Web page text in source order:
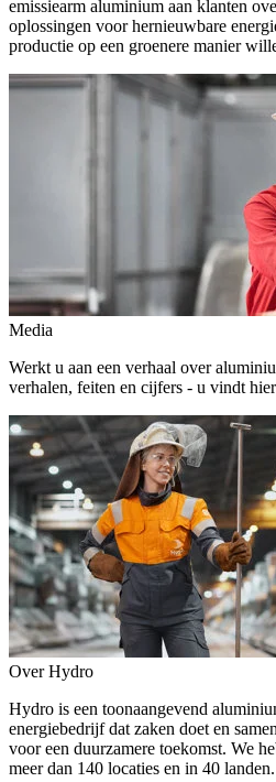
emissiearm aluminium aan klanten
oplossingen voor hernieuwbare
productie op een groenere manier
Media
Werkt u aan een verhaal over
verhalen, feiten en cijfers - u vindt
Over Hydro
Hydro is een toonaangevend
energiebedrijf dat zaken doet en
voor een duurzamere toekomst. We
meer dan 140 locaties en in 40 landen.